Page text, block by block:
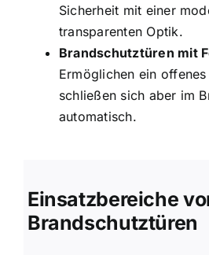
Sicherheit mit einer
transparenten Optik.
Brandschutztüren mit
Ermöglichen ein
schließen sich aber im
automatisch.
Einsatzbereiche
Brandschutztüren